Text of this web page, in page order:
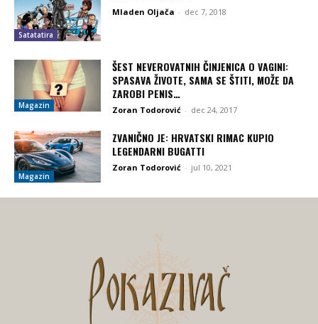
Satatatira
Mladen Oljača - dec 7, 2018
Magazin
ŠEST NEVEROVATNIH ČINJENICA O VAGINI:
SPASAVA ŽIVOTE, SAMA SE ŠTITI, MOŽE DA
ZAROBI PENIS…
Zoran Todorović - dec 24, 2017
Magazin
ZVANIČNO JE: HRVATSKI RIMAC KUPIO
LEGENDARNI BUGATTI
Zoran Todorović - jul 10, 2021